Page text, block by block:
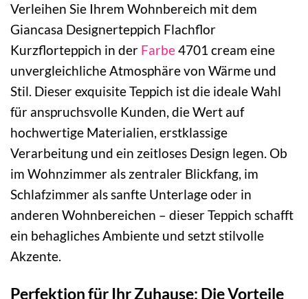
Verleihen Sie Ihrem Wohnbereich mit dem
Giancasa Designerteppich Flachflor
Kurzflorteppich in der Farbe4701 cream eine
unvergleichliche Atmosphäre von Wärme und
Stil. Dieser exquisite Teppich ist die ideale Wahl
für anspruchsvolle Kunden, die Wert auf
hochwertige Materialien, erstklassige
Verarbeitung und ein zeitloses Design legen. Ob
im Wohnzimmer als zentraler Blickfang, im
Schlafzimmer als sanfte Unterlage oder in
anderen Wohnbereichen – dieser Teppich schafft
ein behagliches Ambiente und setzt stilvolle
Akzente.
Perfektion für Ihr Zuhause: Die Vorteile